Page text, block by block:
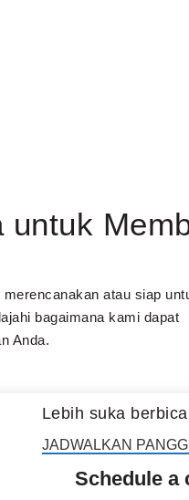
untuk
atau siap
bagaimana kami dapat
Anda.
Lebih suka
JADWALKAN
Schedule a